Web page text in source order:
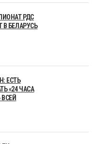
РДС
В БЕЛАРУСЬ
ЕСТЬ
«24 ЧАСА